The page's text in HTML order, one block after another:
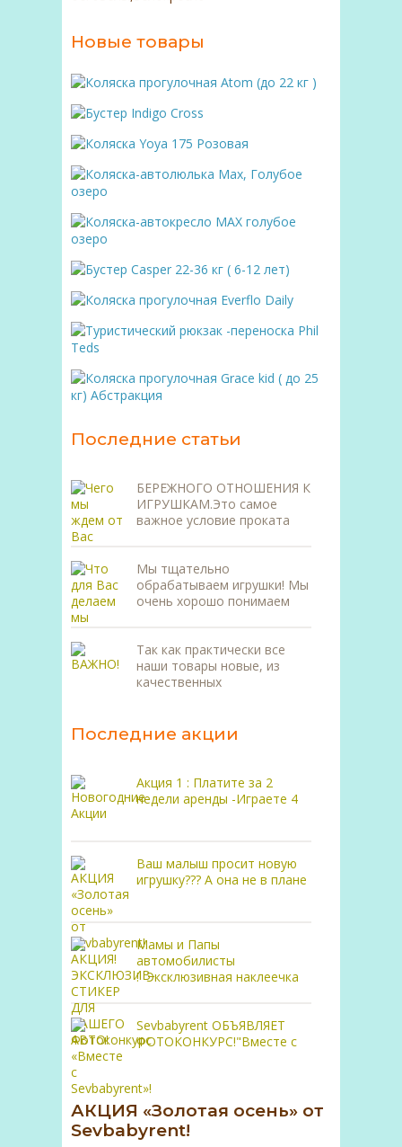
Новые товары
Последние статьи
БЕРЕЖНОГО ОТНОШЕНИЯ К
ИГРУШКАМ.Это самое
важное условие проката
Мы тщательно
обрабатываем игрушки! Мы
очень хорошо понимаем
Так как практически все
наши товары новые, из
качественных
Последние акции
Акция 1 : Платите за 2
недели аренды -Играете 4
Ваш малыш просит новую
игрушку??? А она не в плане
Мамы и Папы
автомобилисты
! Эксклюзивная наклеечка
Sevbabyrent ОБЪЯВЛЯЕТ
ФОТОКОНКУРС!"Вместе с
АКЦИЯ «Золотая осень» от
Sevbabyrent!